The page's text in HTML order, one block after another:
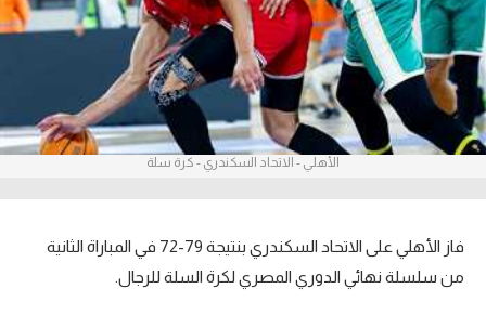
ركن الألعاب
بطولات
أمريكا 2026
الدوري الإنجليزي الممتاز
الدوري الإسباني
الأهلي - الاتحاد السكندري - كرة سلة
فاز الأهلي على الاتحاد السكندري بنتيجة 79-72 في المباراة الثانية
من سلسلة نهائي الدوري المصري لكرة السلة للرجال.